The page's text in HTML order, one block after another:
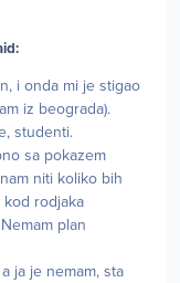
i onda mi je stigao
iz beograda).
studenti.
sa pokazem
niti koliko bih
kod rodjaka
plan
ja je nemam, sta